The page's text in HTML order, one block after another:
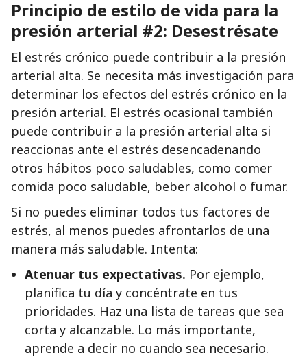
Principio de estilo de vida para la
presión arterial #2: Desestrésate
El estrés crónico puede contribuir a la presión
arterial alta. Se necesita más investigación para
determinar los efectos del estrés crónico en la
presión arterial. El estrés ocasional también
puede contribuir a la presión arterial alta si
reaccionas ante el estrés desencadenando
otros hábitos poco saludables, como comer
comida poco saludable, beber alcohol o fumar.
Si no puedes eliminar todos tus factores de
estrés, al menos puedes afrontarlos de una
manera más saludable. Intenta:
Atenuar tus expectativas. Por ejemplo,
planifica tu día y concéntrate en tus
prioridades. Haz una lista de tareas que sea
corta y alcanzable. Lo más importante,
aprende a decir no cuando sea necesario.